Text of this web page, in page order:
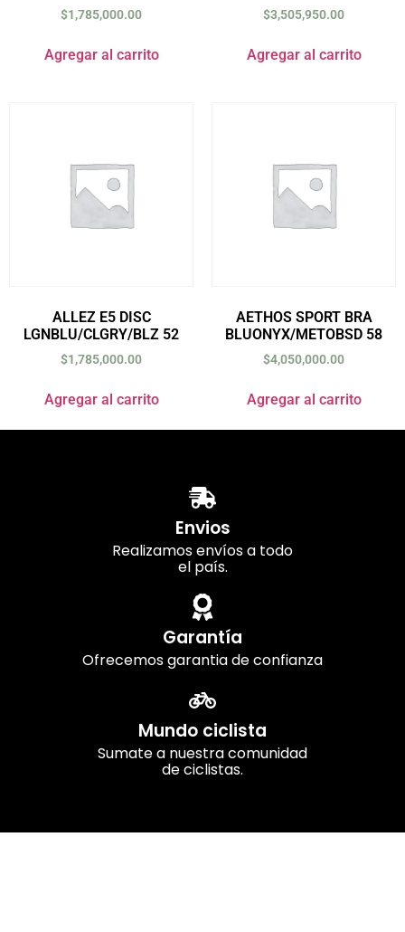
$1,785,000.00
Agregar al carrito
$3,505,950.00
Agregar al carrito
ALLEZ E5 DISC
LGNBLU/CLGRY/BLZ 52
$1,785,000.00
Agregar al carrito
AETHOS SPORT BRA
BLUONYX/METOBSD 58
$4,050,000.00
Agregar al carrito
Envios
Realizamos envíos a todo
el país.
Garantía
Ofrecemos garantia de confianza
Mundo ciclista
Sumate a nuestra comunidad
de ciclistas.